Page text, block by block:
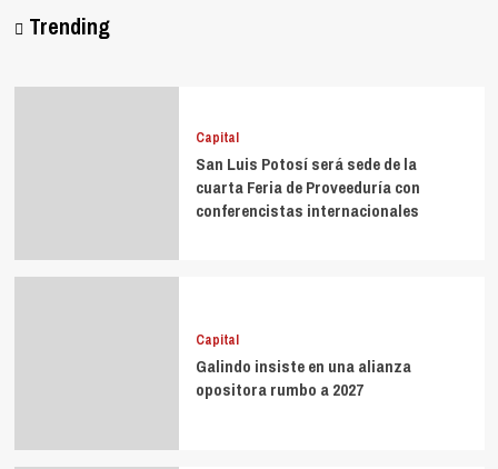
Trending
Capital
San Luis Potosí será sede de la
cuarta Feria de Proveeduría con
conferencistas internacionales
Capital
Galindo insiste en una alianza
opositora rumbo a 2027